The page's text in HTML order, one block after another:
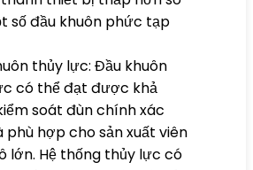
số đầu khuôn phức tạp
thủy lực: Đầu khuôn
có thể đạt được khả
soát đùn chính xác
phù hợp cho sản xuất viên
lớn. Hệ thống thủy lực có